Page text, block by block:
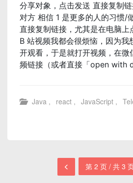
分享对象，点击发送 直接复制
对方 相信 1 是更多的人的习惯/
直接复制链接，尤其是在电脑上
B 站视频我都会很烦恼，因为
开观看，于是就打开视频，在微
频链接（或者直接「open with
Java , react , JavaScript ,
第 2 页 / 共 3